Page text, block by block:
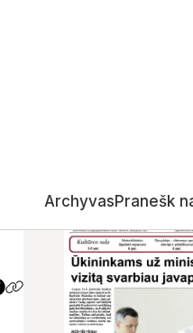
ArchyvasPranešk